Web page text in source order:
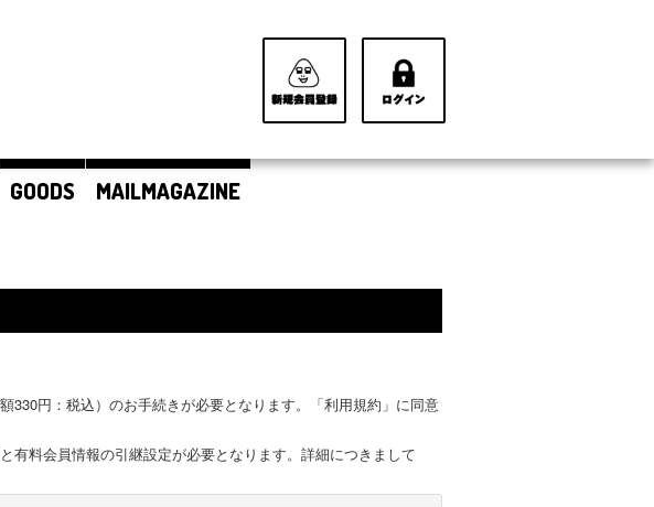
GOODS
MAILMAGAZINE
330円：税込）のお手続きが必要となります。「利用規約」に同意
有料会員情報の引継設定が必要となります。詳細につきまして